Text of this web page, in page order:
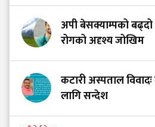
अपी बेसक्याम्पको
रोगको अदृश्य जोखिम
कटारी अस्पताल
लागि सन्देश